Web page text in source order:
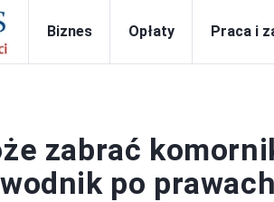
Biznes Opłaty Praca i
zabrać
po